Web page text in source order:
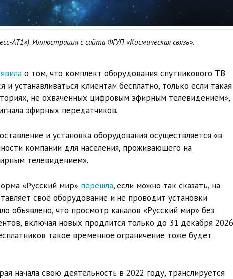
АТ1»). Иллюстрация с сайта ФГУП «Космическая связь».
о том, что комплект оборудования спутникового ТВ
устанавливаться клиентам бесплатно, только если такая
не охваченных цифровым эфирным телевидением»,
эфирных передатчиков.
и установка оборудования осуществляется «в
компании для населения, проживающего на
телевидением».
«Русский мир» перешла, если можно так сказать, на
своё оборудование и не проводит установки
объявлено, что просмотр каналов «Русский мир» без
включая новых продлится только до 31 декабря 2026
такое временное ограничение тоже будет
начала свою деятельность в 2022 году, транслируется